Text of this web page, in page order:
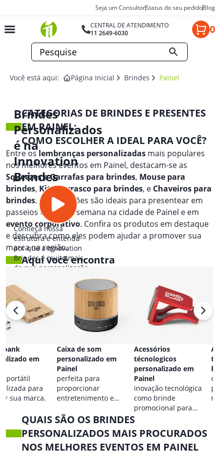
Seja um ConsultorStatus do seu pedidoBlog
CENTRAL DE ATENDIMENTO
11 2649-6030
0
Você está aqui: Página Inicial Brindes Painel
Brindes
Personalizados
é na
Innovation
Brindes
Conheça nossa
estrutura e entenda
por que a Innovation
Brindes é muito mais
do que personalização.
CATEGORIAS DE BRINDES E PRESENTES
EM PAINEL:
COMO ESCOLHER A IDEAL PARA VOCÊ?
Entre oslembranças personalizadas mais populares
nos melhores eventos em Painel, destacam-se as
Squeezes e Garrafas para brindes, Mouse para
brindes, Kit churrasco para brindes, e Chaveiros para
brindes. Essas opções são ideais para presentear em
passeios de fim de semana na cidade de Painel e em
evento corporativo. Confira os produtos em destaque
e descubra como eles podem ajudar a promover sua
marca na região.
Aqui você encontra
bank
em
portátil
para
sua marca.
Caixa de som
personalizado em
Painel
perfeita para
proporcionar
entretenimento e
qualquer ocasião.
Acessórios
técnologicos
personalizado em
Painel
inovação tecnológica
como brinde
promocional para
eventos.
QUAIS SÃO OS BRINDES
PERSONALIZADOS MAIS PROCURADOS
NOS MELHORES EVENTOS EM PAINEL